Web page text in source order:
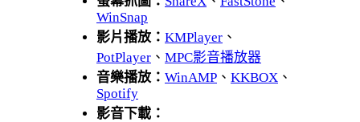
WinSnap
影片播放： KMPlayer 、
PotPlayer 、 MPC影音播放器
音樂播放： WinAMP 、 KKBOX 、
Spotify
影音下載：